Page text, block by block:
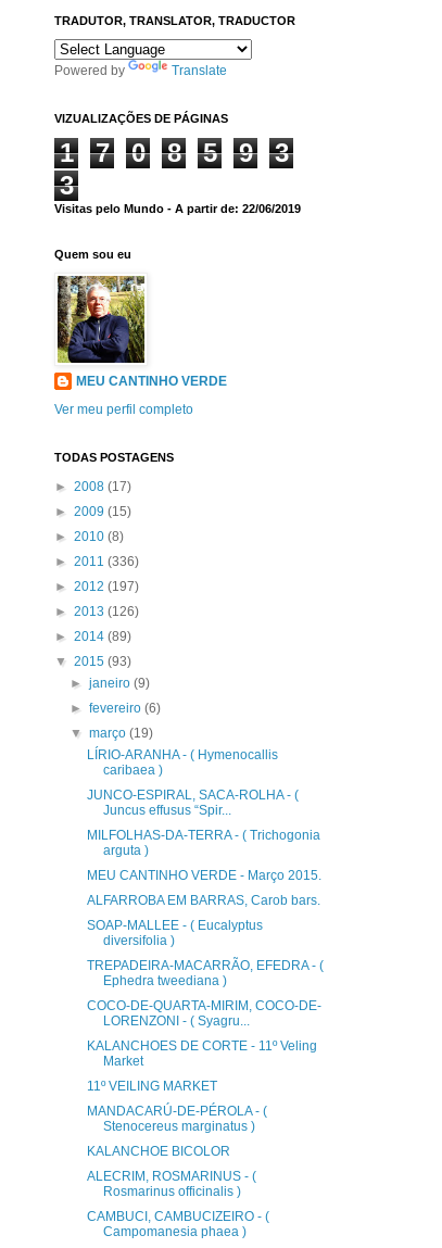
TRADUTOR, TRANSLATOR, TRADUCTOR
Powered by Translate
VIZUALIZAÇÕES DE PÁGINAS
1 7 0 8 5 9
3
3
Visitas pelo Mundo - A partir de: 22/06/2019
Quem sou eu
MEU CANTINHO VERDE
Ver meu perfil completo
TODAS POSTAGENS
► 2008 (17)
► 2009 (15)
► 2010 (8)
► 2011 (336)
► 2012 (197)
► 2013 (126)
► 2014 (89)
▼ 2015 (93)
►janeiro(9)
►fevereiro(6)
▼março(19)
LÍRIO-ARANHA - ( Hymenocallis
caribaea )
JUNCO-ESPIRAL, SACA-ROLHA - (
Juncus effusus “Spir...
MILFOLHAS-DA-TERRA - ( Trichogonia
arguta )
MEU CANTINHO VERDE - Março 2015.
ALFARROBA EM BARRAS, Carob bars.
SOAP-MALLEE - ( Eucalyptus
diversifolia )
TREPADEIRA-MACARRÃO, EFEDRA - (
Ephedra tweediana )
COCO-DE-QUARTA-MIRIM, COCO-DE-
LORENZONI - ( Syagru...
KALANCHOES DE CORTE - 11º Veling
Market
11º VEILING MARKET
MANDACARÚ-DE-PÉROLA - (
Stenocereus marginatus )
KALANCHOE BICOLOR
ALECRIM, ROSMARINUS - (
Rosmarinus officinalis )
CAMBUCI, CAMBUCIZEIRO - (
Campomanesia phaea )